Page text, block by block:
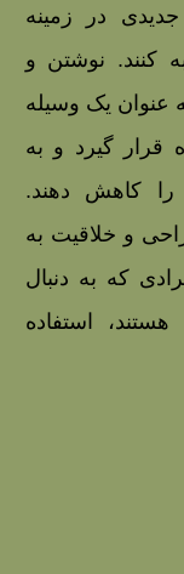
در زمینه
کنند. نوشتن و
عنوان یک وسیله
قرار گیرد و به
را کاهش دهند.
و خلاقیت به
که به دنبال
استفاده